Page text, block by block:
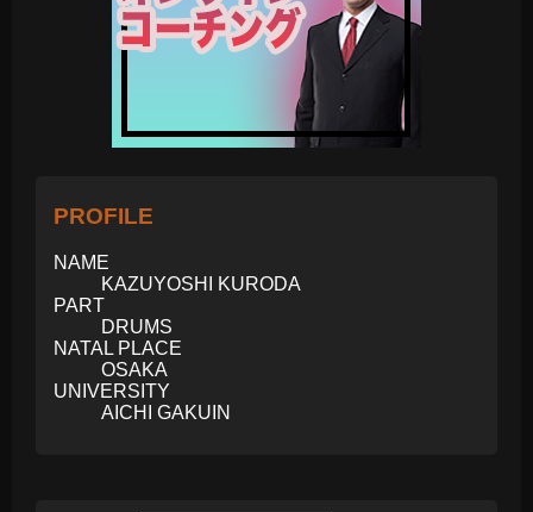
PROFILE
NAME
KAZUYOSHI KURODA
PART
DRUMS
NATAL PLACE
OSAKA
UNIVERSITY
AICHI GAKUIN